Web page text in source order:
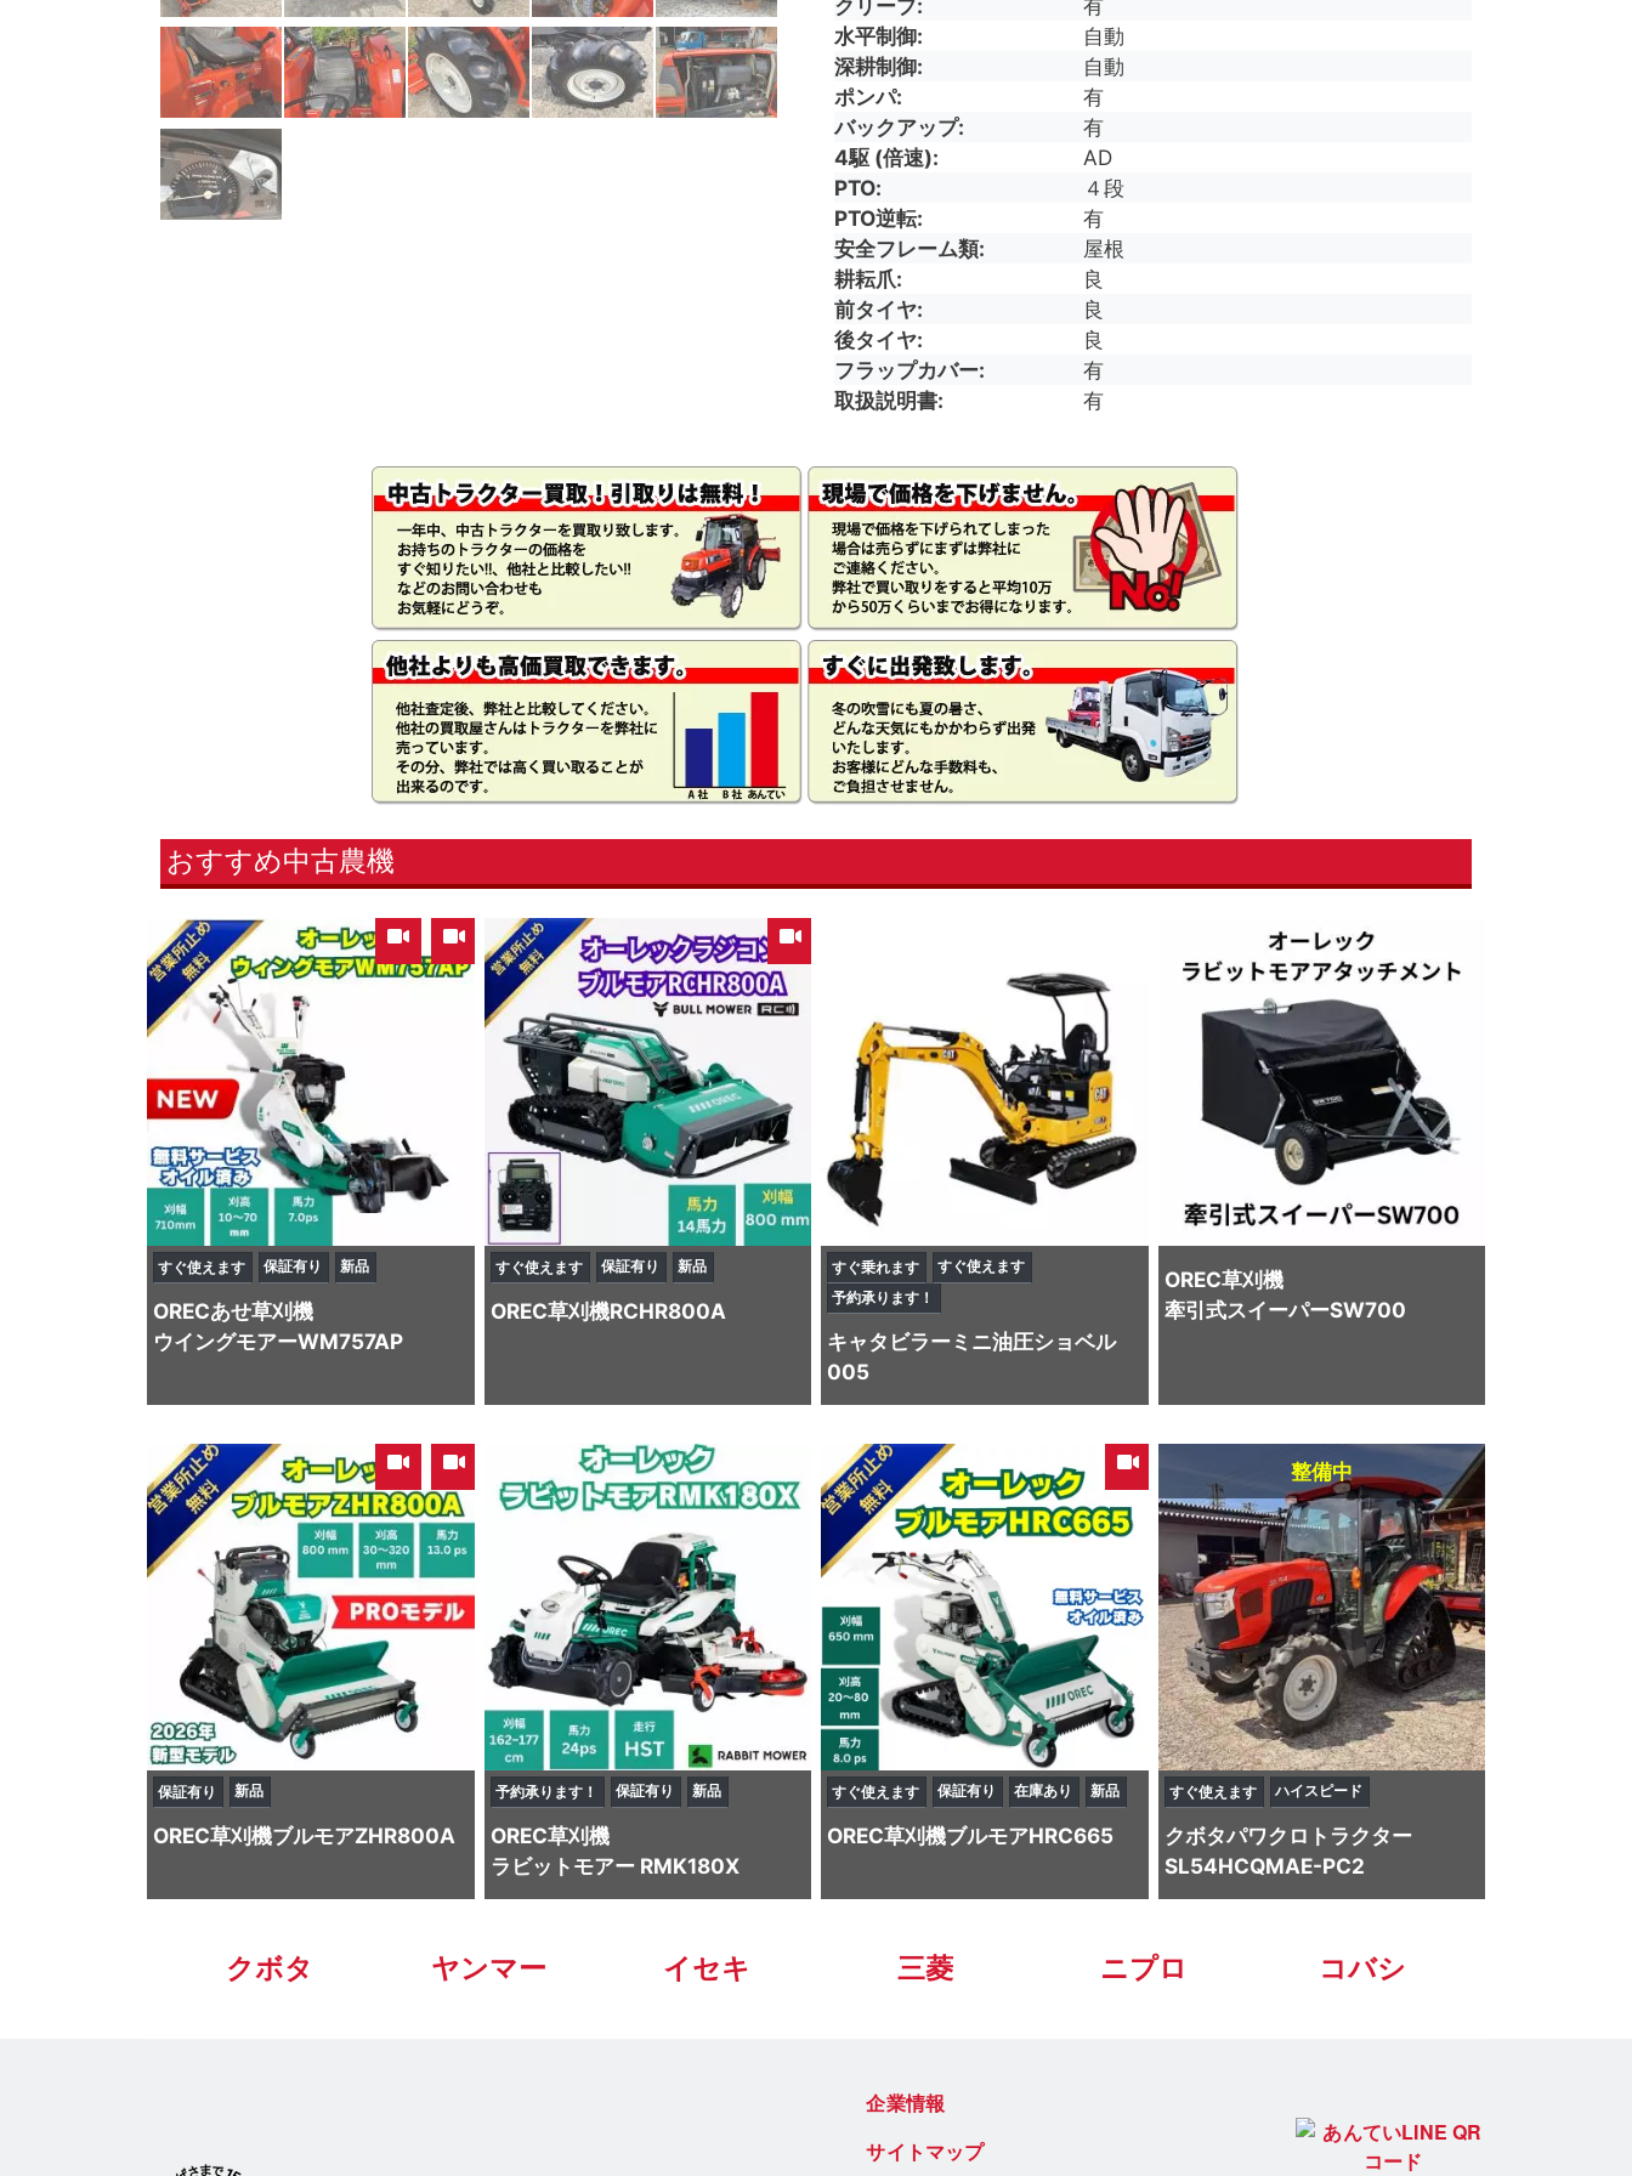
クリープ
有
水平制御
自動
深耕制御
自動
ポンパ
有
バックアップ
有
4駆 (倍速)
AD
PTO
４段
PTO逆転
有
安全フレーム類
屋根
耕耘爪
良
前タイヤ
良
後タイヤ
良
フラップカバー
有
取扱説明書
有
おすすめ中古農機
すぐ使えます 保証有り 新品
ORECあせ草刈機
ウイングモアーWM757AP
すぐ使えます 保証有り 新品
OREC草刈機RCHR800A
すぐ乗れます
すぐ使えます
予約承ります！
キャタビラーミニ油圧ショベル
005
OREC草刈機
牽引式スイーパーSW700
保証有り 新品
OREC草刈機ブルモアZHR800A
予約承ります！ 保証有り 新品
OREC草刈機
ラビットモアー RMK180X
すぐ使えます 保証有り 在庫あり 新品
OREC草刈機ブルモアHRC665
整備中
すぐ使えます ハイスピード
クボタパワクロトラクター
SL54HCQMAE-PC2
クボタ ヤンマー イセキ 三菱 ニプロ コバシ
企業情報
サイトマップ